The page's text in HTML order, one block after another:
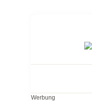
Werbung